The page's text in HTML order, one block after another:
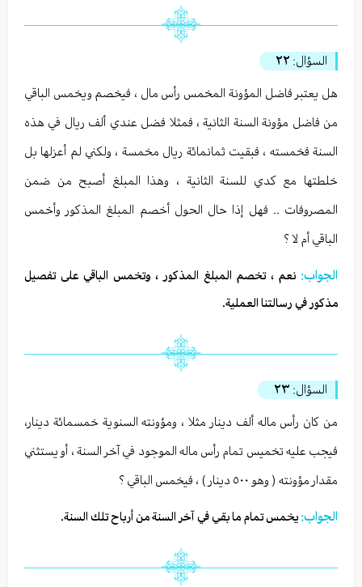
السؤال: ٢٢
هل يعتبر فاضل المؤونة المخمس رأس مال ، فيخصم ويخمس الباقي
من فاضل مؤونة السنة الثانية ، فمثلا فضل عندي ألف ريال في هذه
السنة فخمسته ، فبقيت ثمانمائة ريال مخمسة ، ولكني لم أعزلها بل
خلطتها مع كدي للسنة الثانية ، وهذا المبلغ أصبح من ضمن
المصروفات .. فهل إذا حال الحول أخصم المبلغ المذكور وأخمس
الباقي أم لا ؟
الجواب: نعم ، تخصم المبلغ المذكور ، وتخمس الباقي على تفصيل
مذكور في رسالتنا العملية.
السؤال: ٢٣
من كان رأس ماله ألف دينار مثلا ، ومؤونته السنوية خمسمائة دينار،
فيجب عليه تخميس تمام رأس ماله الموجود في آخر السنة ، أو يستثني
مقدار مؤونته ( وهو ٥٠٠ دينار ) ، فيخمس الباقي ؟
الجواب: يخمس تمام ما بقي في آخر السنة من أرباح تلك السنة.